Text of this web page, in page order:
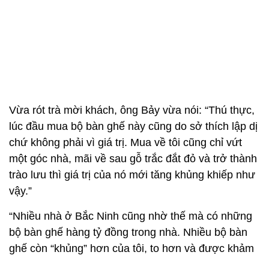
Vừa rót trà mời khách, ông Bảy vừa nói: “Thú thực,
lúc đầu mua bộ bàn ghế này cũng do sở thích lập dị
chứ không phải vì giá trị. Mua về tôi cũng chỉ vứt
một góc nhà, mãi về sau gỗ trắc đắt đỏ và trở thành
trào lưu thì giá trị của nó mới tăng khủng khiếp như
vậy.”
“Nhiều nhà ở Bắc Ninh cũng nhờ thế mà có những
bộ bàn ghế hàng tỷ đồng trong nhà. Nhiều bộ bàn
ghế còn “khủng” hơn của tôi, to hơn và được khảm